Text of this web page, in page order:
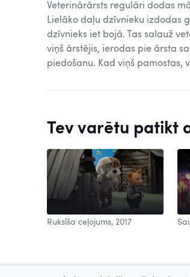
Veterinārārsts regulāri dodas
Lielāko daļu dzīvnieku izdodas
dzīvnieks iet bojā. Tas salauž
viņš ārstējis, ierodas pie ārsta
piedošanu. Kad viņš pamostas,
Tev varētu patikt
Ruksīša ceļojums, 2017